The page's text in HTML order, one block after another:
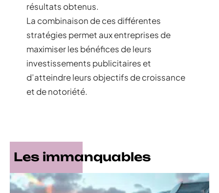
résultats obtenus.
La combinaison de ces différentes
stratégies permet aux entreprises de
maximiser les bénéfices de leurs
investissements publicitaires et
d’atteindre leurs objectifs de croissance
et de notoriété.
Les immanquables